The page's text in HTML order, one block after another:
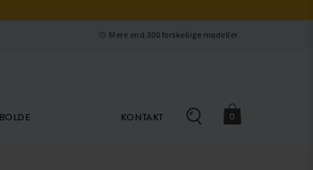
Mere end 300 forskellige modeller
KONTAKT 0